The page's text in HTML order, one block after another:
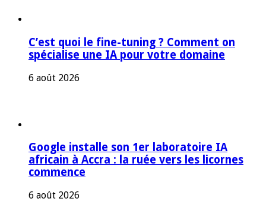
C’est quoi le fine-tuning ? Comment on
spécialise une IA pour votre domaine
6 août 2026
Google installe son 1er laboratoire IA
africain à Accra : la ruée vers les licornes
commence
6 août 2026